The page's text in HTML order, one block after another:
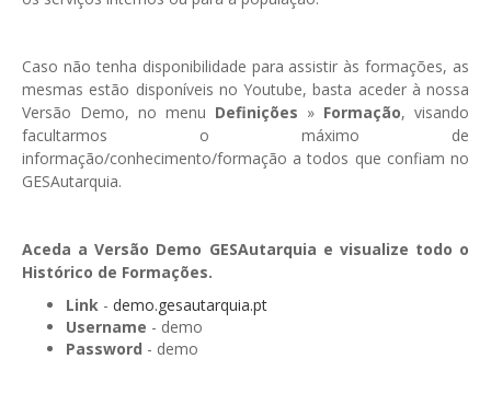
GESProcesso
GESSIADAP III
GESToponímia
Portal da Freguesia
Caso não tenha disponibilidade para assistir às formações, as
mesmas estão disponíveis no Youtube, basta aceder à nossa
Versão Demo, no menu Definições » Formação, visando
facultarmos o máximo de
informação/conhecimento/formação a todos que confiam no
GESAutarquia.
Aceda a Versão Demo GESAutarquia e visualize todo o
Histórico de Formações.
Link - demo.gesautarquia.pt
Username - demo
Password - demo